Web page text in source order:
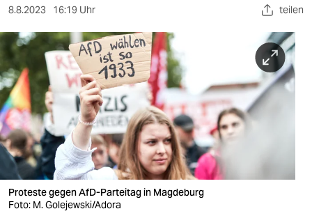
nord
wahrheit
verlag
verlag
veranstaltungen
shop
fragen & hilfe
8.8.2023 16:19 Uhr teilen
Proteste gegen AfD-Parteitag in Magdeburg
Foto: M. Golejewski/Adora